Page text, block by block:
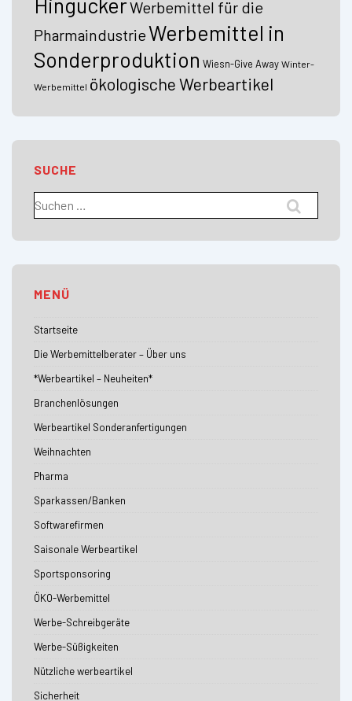
Werbemittel für die
PharmaindustrieWerbemittel in
Sonderproduktion Wiesn-Give Away Winter-
Werbemittel ökologische Werbeartikel
SUCHE
nach:
MENÜ
Startseite
Die Werbemittelberater – Über uns
*Werbeartikel – Neuheiten*
Branchenlösungen
Werbeartikel Sonderanfertigungen
Weihnachten
Pharma
Sparkassen/Banken
Softwarefirmen
Saisonale Werbeartikel
Sportsponsoring
ÖKO-Werbemittel
Werbe-Schreibgeräte
Werbe-Süßigkeiten
Nützliche werbeartikel
Sicherheit